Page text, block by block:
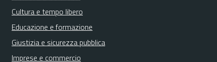
Cultura e tempo libero
Educazione e formazione
Giustizia e sicurezza pubblica
Imprese e commercio